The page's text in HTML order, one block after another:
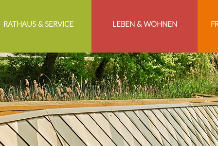
RATHAUS & SERVICE LEBEN & WOHNEN